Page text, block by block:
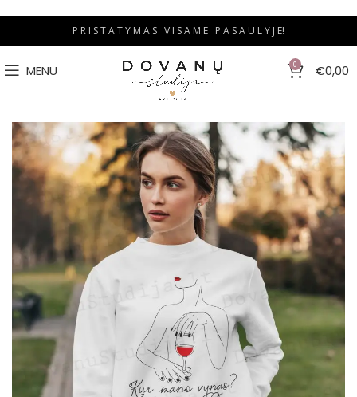
P R I S T A T Y M A S V I S A M E P A S A U L Y J E!
MENU 0 €0,00